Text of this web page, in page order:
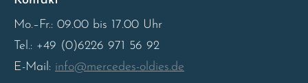
Mo.–Fr.: 09.00 bis 17.00 Uhr
Tel.: +49 (0)6226 971 56 92
E-Mail: info@mercedes-oldies.de